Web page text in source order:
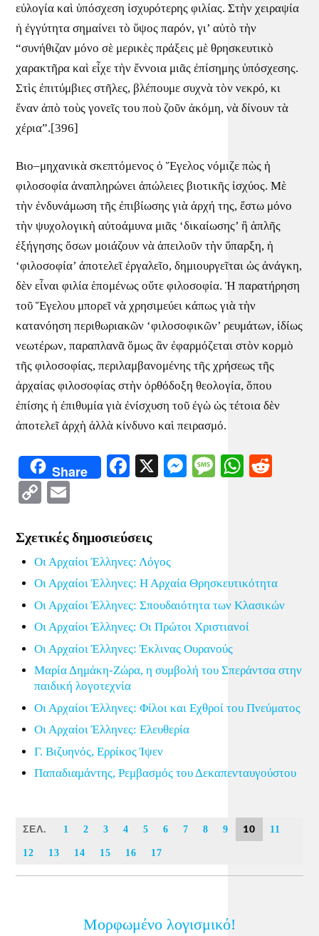
εὐλογία καὶ ὑπόσχεση ἰσχυρότερης φιλίας. Στὴν χειραψία
ἡ ἐγγύτητα σημαίνει τὸ ὕψος παρόν, γι’ αὐτὸ τὴν
“συνήθιζαν μόνο σὲ μερικὲς πράξεις μὲ θρησκευτικὸ
χαρακτῆρα καὶ εἶχε τὴν ἔννοια μιᾶς ἐπίσημης ὑπόσχεσης.
Στὶς ἐπιτύμβιες στῆλες, βλέπουμε συχνὰ τὸν νεκρό, κι
ἕναν ἀπὸ τοὺς γονεῖς του ποὺ ζοῦν ἀκόμη, νὰ δίνουν τὰ
χέρια”.[396]
Βιο–μηχανικὰ σκεπτόμενος ὁ Ἕγελος νόμιζε πὼς ἡ
φιλοσοφία ἀναπληρώνει ἀπώλειες βιοτικῆς ἰσχύος. Μὲ
τὴν ἐνδυνάμωση τῆς ἐπιβίωσης γιὰ ἀρχή της, ἔστω μόνο
τὴν ψυχολογικὴ αὐτοάμυνα μιᾶς ‘δικαίωσης’ ἢ ἁπλῆς
ἐξήγησης ὅσων μοιάζουν νὰ ἀπειλοῦν τὴν ὕπαρξη, ἡ
‘φιλοσοφία’ ἀποτελεῖ ἐργαλεῖο, δημιουργεῖται ὡς ἀνάγκη,
δὲν εἶναι φιλία ἑπομένως οὔτε φιλοσοφία. Ἡ παρατήρηση
τοῦ Ἕγελου μπορεῖ νὰ χρησιμεύει κάπως γιὰ τὴν
κατανόηση περιθωριακῶν ‘φιλοσοφικῶν’ ρευμάτων, ἰδίως
νεωτέρων, παραπλανᾶ ὅμως ἂν ἐφαρμόζεται στὸν κορμὸ
τῆς φιλοσοφίας, περιλαμβανομένης τῆς χρήσεως τῆς
ἀρχαίας φιλοσοφίας στὴν ὀρθόδοξη θεολογία, ὅπου
ἐπίσης ἡ ἐπιθυμία γιὰ ἐνίσχυση τοῦ ἐγὼ ὡς τέτοια δὲν
ἀποτελεῖ ἀρχὴ ἀλλὰ κίνδυνο καὶ πειρασμό.
Share Facebook
X Messenger
Message
Copy
Σχετικές δημοσιεύσεις
Οι Αρχαίοι Έλληνες: Λόγος
Οι Αρχαίοι Έλληνες: Η Αρχαία Θρησκευτικότητα
Οι Αρχαίοι Έλληνες: Σπουδαιότητα των Κλασικών
Οι Αρχαίοι Έλληνες: Οι Πρώτοι Χριστιανοί
Οι Αρχαίοι Έλληνες: Έκλινας Ουρανούς
Μαρία Δημάκη-Ζώρα, η συμβολή του Σπεράντσα στην
παιδική λογοτεχνία
Οι Αρχαίοι Έλληνες: Φίλοι και Εχθροί του Πνεύματος
Οι Αρχαίοι Έλληνες: Ελευθερία
Γ. Βιζυηνός, Ερρίκος Ίψεν
Παπαδιαμάντης, Ρεμβασμός του Δεκαπενταυγούστου
ΣΕΛ. 1 2 3 4 5 6 7 8 9 10 11
12 13 14 15 16 17
Μορφωμένο λογισμικό!